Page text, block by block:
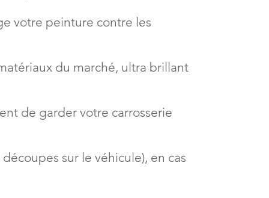
votre peinture contre les
du marché, ultra brillant
de garder votre carrosserie
sur le véhicule), en cas